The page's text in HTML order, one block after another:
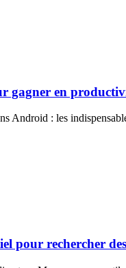
gagner en
Android : les
pour rechercher